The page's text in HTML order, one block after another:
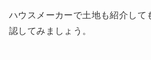
ハウスメーカーで土地も紹介して
認してみましょう。